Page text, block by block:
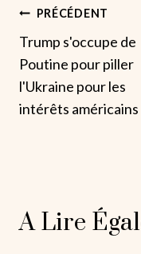
Navigation
De
L’article
PRÉCÉDENT
Trump s'occupe de
Poutine pour piller
l'Ukraine pour les
intérêts américains
A Lire